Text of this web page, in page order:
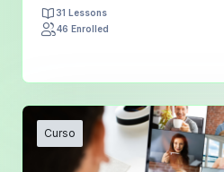
31 Lessons
46 Enrolled
Curso